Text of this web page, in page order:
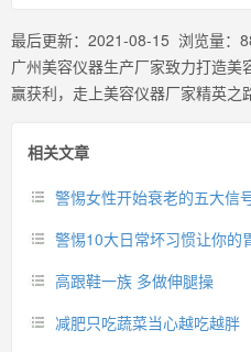
最后更新： 2021-08-15 浏览量：
广州美容仪器生产厂家致力打造
赢获利，走上美容仪器厂家精英之
相关文章
警惕女性开始衰老的五大信
警惕10大日常坏习惯让你的
高跟鞋一族 多做伸腿操
减肥只吃蔬菜当心越吃越胖